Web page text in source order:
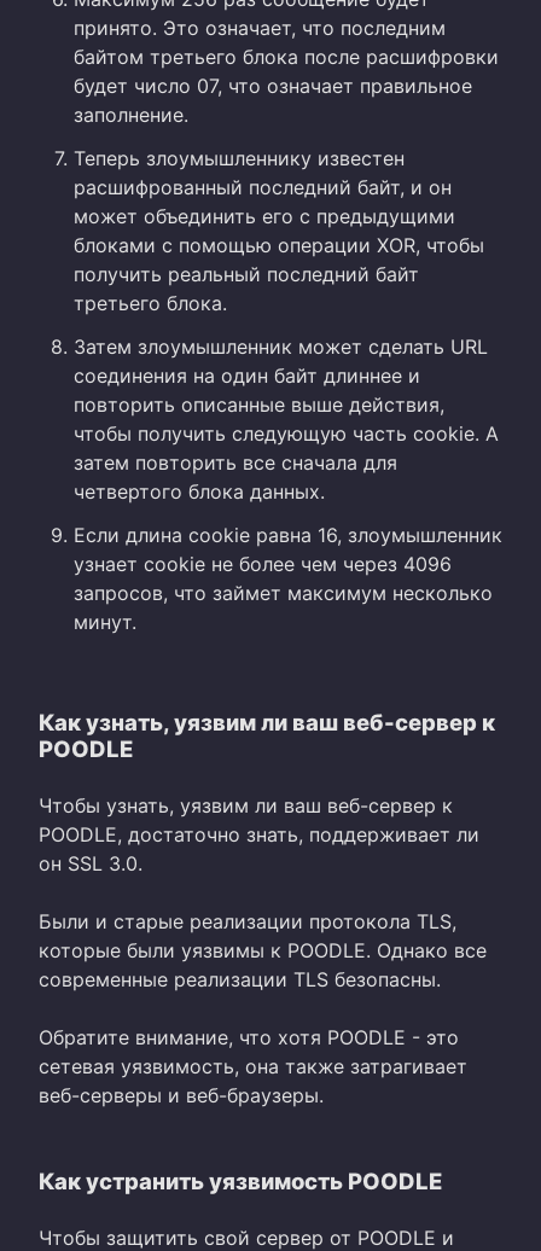
принято. Это означает, что последним
байтом третьего блока после расшифровки
будет число 07, что означает правильное
заполнение.
Теперь злоумышленнику известен
расшифрованный последний байт, и он
может объединить его с предыдущими
блоками с помощью операции XOR, чтобы
получить реальный последний байт
третьего блока.
Затем злоумышленник может сделать URL
соединения на один байт длиннее и
повторить описанные выше действия,
чтобы получить следующую часть cookie. А
затем повторить все сначала для
четвертого блока данных.
Если длина cookie равна 16, злоумышленник
узнает cookie не более чем через 4096
запросов, что займет максимум несколько
минут.
Как узнать, уязвим ли ваш веб-сервер к
POODLE
Чтобы узнать, уязвим ли ваш веб-сервер к
POODLE, достаточно знать, поддерживает ли
он SSL 3.0.
Были и старые реализации протокола TLS,
которые были уязвимы к POODLE. Однако все
современные реализации TLS безопасны.
Обратите внимание, что хотя POODLE - это
сетевая уязвимость, она также затрагивает
веб-серверы и веб-браузеры.
Как устранить уязвимость POODLE
Чтобы защитить свой сервер от POODLE и